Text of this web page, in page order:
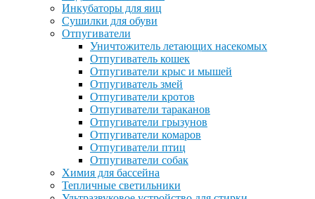
Инкубаторы для яиц
Сушилки для обуви
Отпугиватели
Уничтожитель летающих насекомых
Отпугиватель кошек
Отпугиватели крыс и мышей
Отпугиватель змей
Отпугиватели кротов
Отпугиватели тараканов
Отпугиватели грызунов
Отпугиватели комаров
Отпугиватели птиц
Отпугиватели собак
Химия для бассейна
Тепличные светильники